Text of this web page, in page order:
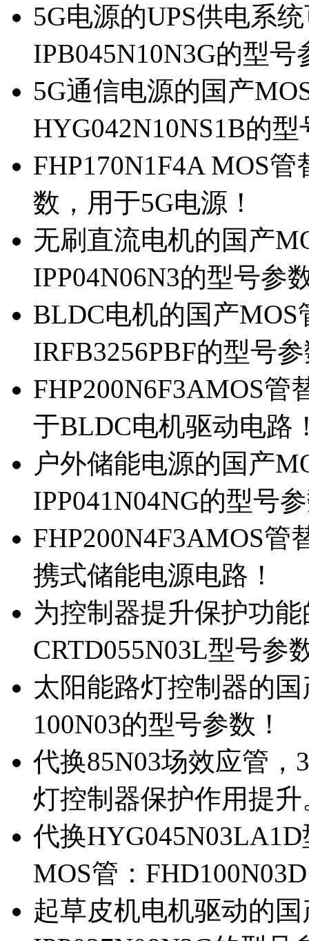
5G电源的UPS供电系
IPB045N10N3G的型号
5G通信电源的国产
HYG042N10NS1B的
FHP170N1F4A MOS
数，用于5G电源！
无刷直流电机的国产
IPP04N06N3的型号参
BLDC电机的国产MOS
IRFB3256PBF的型号
FHP200N6F3AMOS管
于BLDC电机驱动电路
户外储能电源的国产
IPP041N04NG的型号
FHP200N4F3AMOS管
携式储能电源电路！
为控制器提升保护功
CRTD055N03L型号参
太阳能路灯控制器的
100N03的型号参数！
代换85N03场效应管
灯控制器保护作用提升
代换
MOS管：
起草皮机电机驱动的